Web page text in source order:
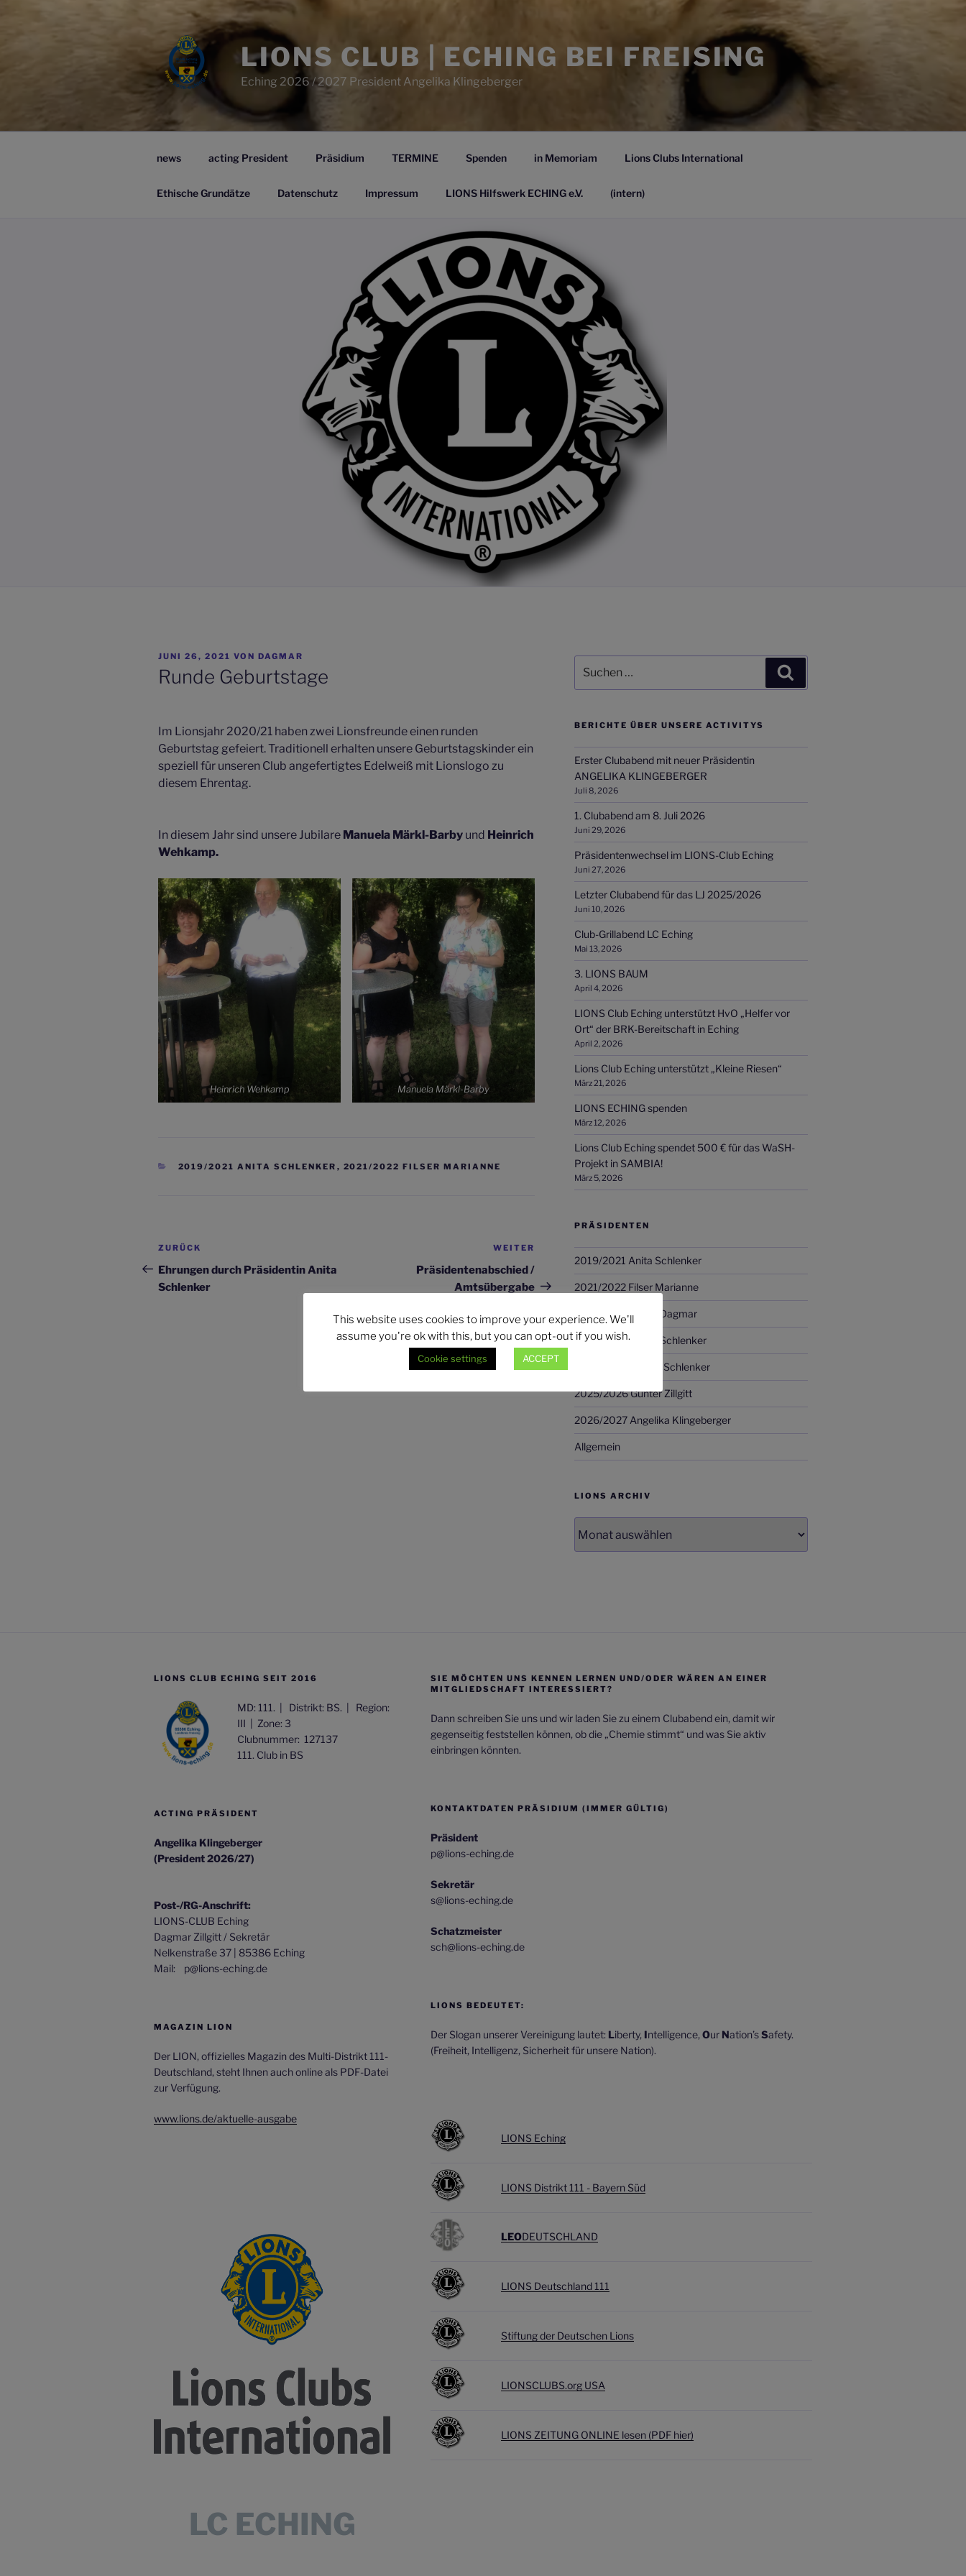
LIONS CLUB | ECHING BEI FREISING
Eching 2026 / 2027 President Angelika Klingeberger
news acting President Präsidium TERMINE Spenden in Memoriam Lions Clubs International
Ethische Grundätze Datenschutz Impressum LIONS Hilfswerk ECHING e.V. (intern)
VERÖFFENTLICHT
AM
JUNI 26, 2021 VON DAGMAR
Runde Geburtstage
Im Lionsjahr 2020/21 haben zwei Lionsfreunde einen runden
Geburtstag gefeiert. Traditionell erhalten unsere Geburtstagskinder ein
speziell für unseren Club angefertigtes Edelweiß mit Lionslogo zu
diesem Ehrentag.
In diesem Jahr sind unsere Jubilare Manuela Märkl-Barby und Heinrich
Wehkamp.
Heinrich Wehkamp Manuela Märkl-Barby
KATEGORIEN
2019/2021 ANITA SCHLENKER , 2021/2022 FILSER MARIANNE
Beitragsnavigation
Vorheriger
Beitrag
ZURÜCK
Ehrungen durch Präsidentin Anita
Schlenker
Nächster
Beitrag
WEITER
Präsidentenabschied /
Amtsübergabe
nach:
BERICHTE ÜBER UNSERE ACTIVITYS
Erster Clubabend mit neuer Präsidentin
ANGELIKA KLINGEBERGER
Juli 8, 2026
1. Clubabend am 8. Juli 2026
Juni 29, 2026
Präsidentenwechsel im LIONS-Club Eching
Juni 27, 2026
Letzter Clubabend für das LJ 2025/2026
Juni 10, 2026
Club-Grillabend LC Eching
Mai 13, 2026
3. LIONS BAUM
April 4, 2026
LIONS Club Eching unterstützt HvO „Helfer vor
Ort“ der BRK-Bereitschaft in Eching
April 2, 2026
Lions Club Eching unterstützt „Kleine Riesen“
März 21, 2026
LIONS ECHING spenden
März 12, 2026
Lions Club Eching spendet 500 € für das WaSH-
Projekt in SAMBIA!
März 5, 2026
PRÄSIDENTEN
2019/2021 Anita Schlenker
2021/2022 Filser Marianne
2022/2023 Zillgitt Dagmar
2023/2024 Oliver Schlenker
2024/2025 ANITA Schlenker
2025/2026 Günter Zillgitt
2026/2027 Angelika Klingeberger
Allgemein
LIONS ARCHIV
Archiv
LIONS CLUB ECHING SEIT 2016
MD: 111. | Distrikt: BS. | Region:
III | Zone: 3
Clubnummer: 127137
111. Club in BS
ACTING PRÄSIDENT
Angelika Klingeberger
(President 2026/27)
Post-/RG-Anschrift:
LIONS-CLUB Eching
Dagmar Zillgitt / Sekretär
Nelkenstraße 37 | 85386 Eching
Mail: p@lions-eching.de
MAGAZIN LION
Der LION, offizielles Magazin des Multi-Distrikt 111-
Deutschland, steht Ihnen auch online als PDF-Datei
zur Verfügung.
www.lions.de/aktuelle-ausgabe
LC ECHING
SIE MÖCHTEN UNS KENNEN LERNEN UND/ODER WÄREN AN EINER
MITGLIEDSCHAFT INTERESSIERT?
Dann schreiben Sie uns und wir laden Sie zu einem Clubabend ein, damit wir
gegenseitig feststellen können, ob die „Chemie stimmt“ und was Sie aktiv
einbringen könnten.
KONTAKTDATEN PRÄSIDIUM (IMMER GÜLTIG)
Präsident
p@lions-eching.de
Sekretär
s@lions-eching.de
Schatzmeister
sch@lions-eching.de
LIONS BEDEUTET:
Der Slogan unserer Vereinigung lautet: Liberty, Intelligence, Our Nation’sSafety.
(Freiheit, Intelligenz, Sicherheit für unsere Nation).
LIONS Eching
LIONS Distrikt 111 - Bayern Süd
LEODEUTSCHLAND
LIONS Deutschland 111
Stiftung der Deutschen Lions
LIONSCLUBS.org USA
L IONS ZEITUNG ONLINE lesen (PDF hier)
This website uses cookies to improve your experience. We'll
assume you're ok with this, but you can opt-out if you wish.
Cookie settings ACCEPT